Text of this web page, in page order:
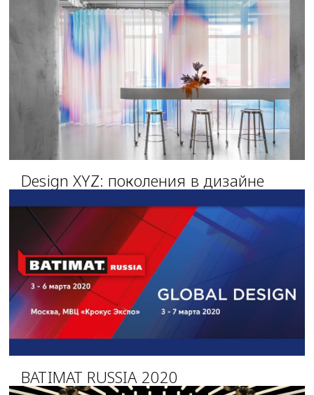
Design XYZ: поколения в дизайне
BATIMAT RUSSIA 2020